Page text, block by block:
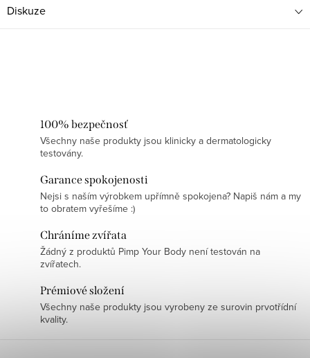
Diskuze
100% bezpečnosť
Všechny naše produkty jsou klinicky a dermatologicky
testovány.
Garance spokojenosti
Nejsi s naším výrobkem upřímně spokojena? Napiš nám a my
to obratem vyřešíme :)
Chráníme zvířata
Žádný z produktů Pimp Your Body není testován na
zvířatech.
Prémiové složení
Všechny naše produkty jsou vyrobeny ze surovin prvotřídní
kvality.